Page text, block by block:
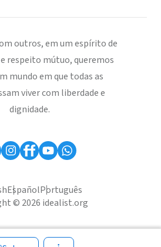
outros, em um espírito de
respeito mútuo, queremos
mundo em que todas as
viver com liberdade e
dignidade.
EspañolPortuguês
© 2026 idealist.org